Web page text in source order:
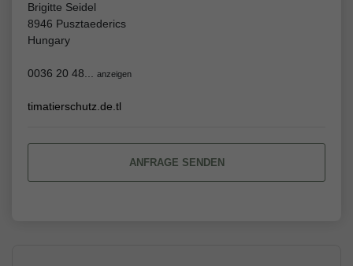
Brigitte Seidel
8946 Pusztaederics
Hungary
0036 20 48... anzeigen
timatierschutz.de.tl
ANFRAGE SENDEN